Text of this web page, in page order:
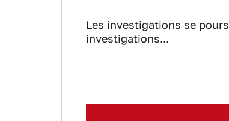
Les investigations se
investigations...